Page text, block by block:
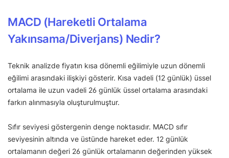
MACD (Hareketli Ortalama
Yakınsama/Diverjans) Nedir?
Teknik analizde fiyatın kısa dönemli eğilimiyle uzun dönemli
eğilimi arasındaki ilişkiyi gösterir. Kısa vadeli (12 günlük) üssel
ortalama ile uzun vadeli 26 günlük üssel ortalama arasındaki
farkın alınmasıyla oluşturulmuştur.
Sıfır seviyesi göstergenin denge noktasıdır. MACD sıfır
seviyesinin altında ve üstünde hareket eder. 12 günlük
ortalamanın değeri 26 günlük ortalamanın değerinden yüksek